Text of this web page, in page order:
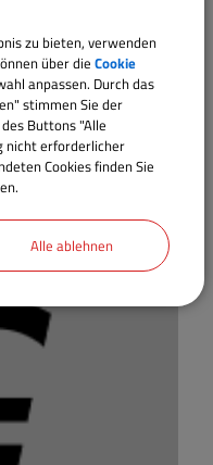
zu bieten, verwenden
über die Cookie
anpassen. Durch das
stimmen Sie der
Buttons "Alle
nicht erforderlicher
Cookies finden Sie
Alle ablehnen